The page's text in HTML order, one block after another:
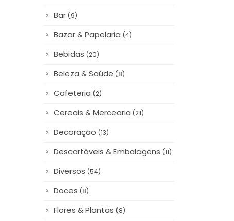
Bar (9)
Bazar & Papelaria (4)
Bebidas (20)
Beleza & Saúde (8)
Cafeteria (2)
Cereais & Mercearia (21)
Decoração (13)
Descartáveis & Embalagens (11)
Diversos (54)
Doces (8)
Flores & Plantas (8)